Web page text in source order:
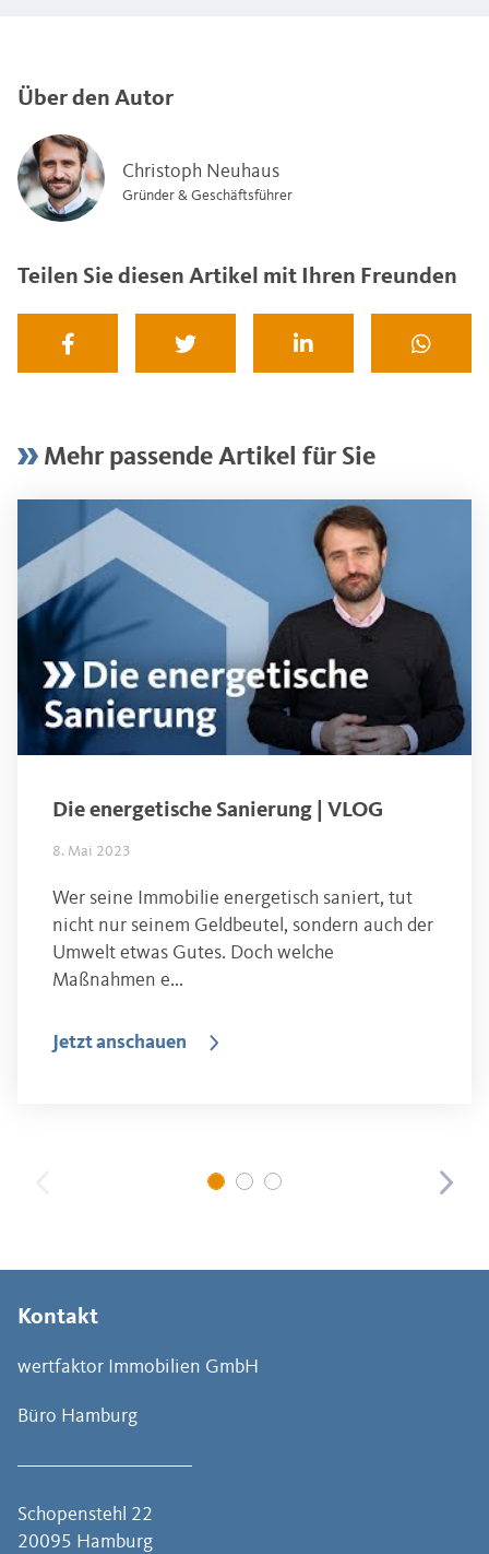
Über den Autor
Christoph Neuhaus
Gründer & Geschäftsführer
Teilen Sie diesen Artikel mit Ihren Freunden
Mehr passende Artikel für Sie
Die energetische Sanierung | VLOG
8. Mai 2023
Wer seine Immobilie energetisch saniert, tut
nicht nur seinem Geldbeutel, sondern auch der
Umwelt etwas Gutes. Doch welche
Maßnahmen e...
Jetzt anschauen
Kontakt
wertfaktor Immobilien GmbH
Büro Hamburg
Schopenstehl 22
20095 Hamburg